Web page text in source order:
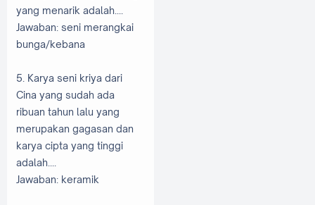
yang menarik adalah....
Jawaban: seni merangkai
bunga/kebana
5. Karya seni kriya dari
Cina yang sudah ada
ribuan tahun lalu yang
merupakan gagasan dan
karya cipta yang tinggi
adalah....
Jawaban: keramik